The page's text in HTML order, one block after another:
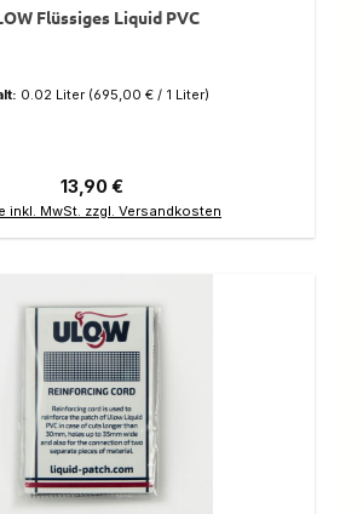
Flüssiges Liquid PVC
0.02 Liter (695,00 € / 1 Liter)
Regulärer Preis:
13,90 €
inkl. MwSt. zzgl. Versandkosten